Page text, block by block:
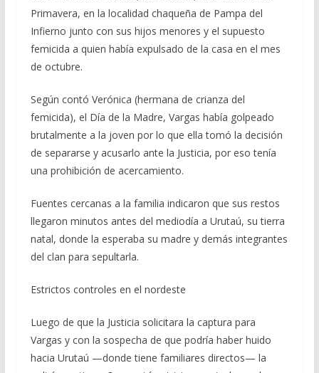
Primavera, en la localidad chaqueña de Pampa del
Infierno junto con sus hijos menores y el supuesto
femicida a quien había expulsado de la casa en el mes
de octubre.
Según contó Verónica (hermana de crianza del
femicida), el Día de la Madre, Vargas había golpeado
brutalmente a la joven por lo que ella tomó la decisión
de separarse y acusarlo ante la Justicia, por eso tenía
una prohibición de acercamiento.
Fuentes cercanas a la familia indicaron que sus restos
llegaron minutos antes del mediodía a Urutaú, su tierra
natal, donde la esperaba su madre y demás integrantes
del clan para sepultarla.
Estrictos controles en el nordeste
Luego de que la Justicia solicitara la captura para
Vargas y con la sospecha de que podría haber huido
hacia Urutaú —donde tiene familiares directos— la